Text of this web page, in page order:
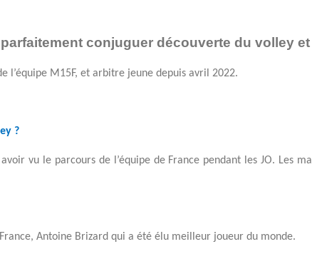
conjuguer découverte du volley
l’équipe M15F, et arbitre jeune depuis avril 2022.
?
vu le parcours de l’équipe de France pendant les JO. Les
Antoine Brizard qui a été élu meilleur joueur du monde.